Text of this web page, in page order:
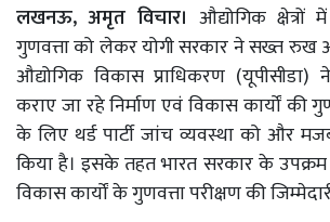
लखनऊ, अमृत विचार। औद्योगिक
गुणवत्ता को लेकर योगी सरकार ने सख्त रुख
औद्योगिक विकास प्राधिकरण (यूपीसीडा)
कराए जा रहे निर्माण एवं विकास कार्यों की
के लिए थर्ड पार्टी जांच व्यवस्था को और
किया है। इसके तहत भारत सरकार के
विकास कार्यों के गुणवत्ता परीक्षण की